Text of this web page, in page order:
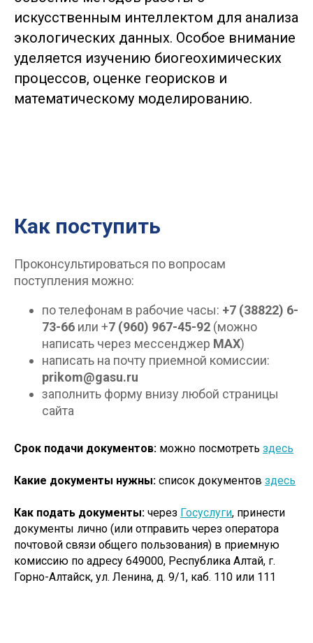
искусственным интеллектом для анализа
экологических данных. Особое внимание
уделяется изучению биогеохимических
процессов, оценке георисков и
математическому моделированию.
Как поступить
Проконсультироваться по вопросам
поступления можно:
по телефонам в рабочие часы: +7 (38822) 6-
73-66 или +7 (960) 967-45-92 (можно
написать через мессенджер МАX)
написать на почту приемной комиссии:
prikom@gasu.ru
заполнить форму внизу любой страницы
сайта
Срок подачи документов: можно посмотреть здесь
Какие документы нужны: список документов здесь
Как подать документы: через Госуслуги, принести
документы лично (или отправить через оператора
почтовой связи общего пользования) в приемную
комиссию по адресу 649000, Республика Алтай, г.
Горно-Алтайск, ул. Ленина, д. 9/1, каб. 110 или 111